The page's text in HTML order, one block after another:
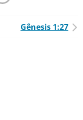
Gênesis 1:27